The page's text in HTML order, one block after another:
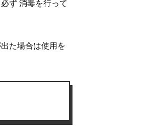
ず 消毒を行って
た場合は使用を